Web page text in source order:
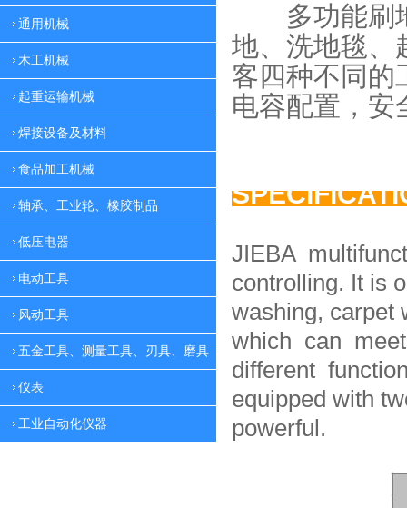
通用机械
木工机械
起重运输机械
焊接设备及材料
食品加工机械
轴承、工业轮、橡胶制品
低压电器
电动工具
风动工具
五金工具、测量工具、刃具、磨具
仪表
工业自动化仪器
多功能刷地
地、 洗地毯、
客四种不同的
电容配置， 安
JIEBA
controlling. It is
washing, carpet
which can
different
equipped with
powerful.